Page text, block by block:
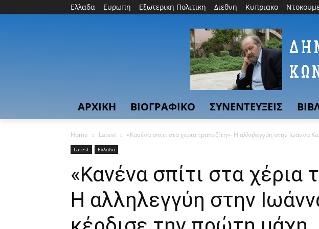
Ελλαδα Ευρωπη Εξωτερικη Πολιτικη Διεθνη Κυπριακο
ΑΡΧΙΚΗ ΒΙΟΓΡΑΦΙΚΟ ΣΥΝΕΝΤΕΥΞΕΙΣ
Home Latest «Κανένα σπίτι στα χέρια τραπεζίτη»- Η αλληλεγγύη στην Ιωάννα
Latest Ελλαδα
«Κανένα σπίτι στα χέρια
Η αλληλεγγύη στην